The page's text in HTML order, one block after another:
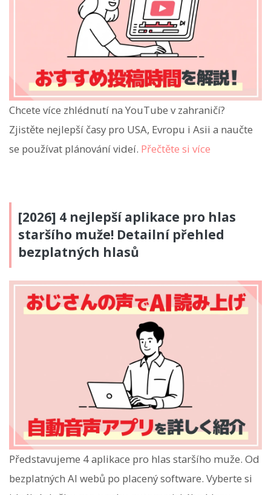
Chcete více zhlédnutí na YouTube v zahraničí?
Zjistěte nejlepší časy pro USA, Evropu i Asii a naučte
se používat plánování videí. Přečtěte si více
[2026] 4 nejlepší aplikace pro hlas
staršího muže! Detailní přehled
bezplatných hlasů
Představujeme 4 aplikace pro hlas staršího muže. Od
bezplatných AI webů po placený software. Vyberte si